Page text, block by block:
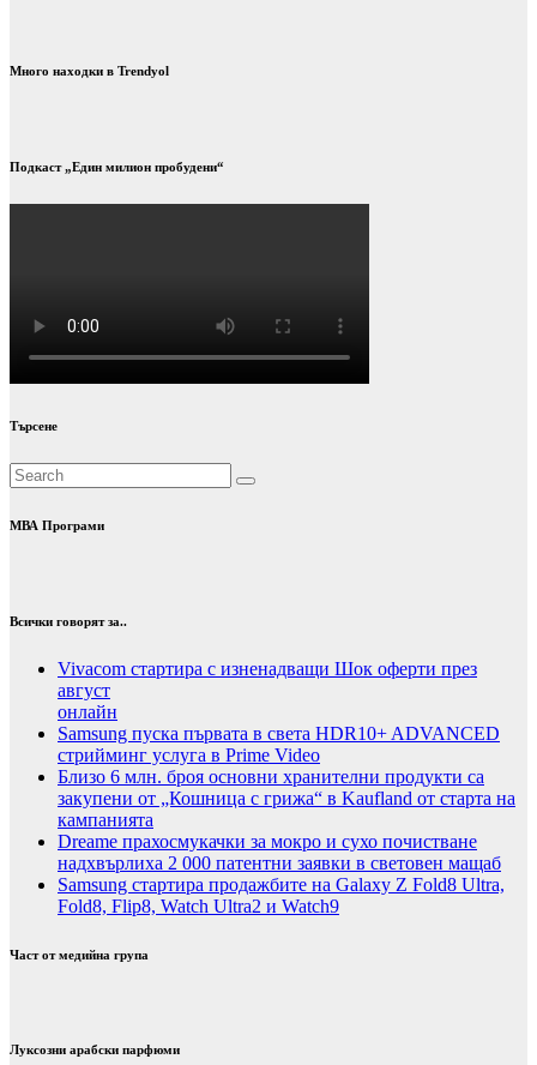
Много находки в Trendyol
Подкаст „Един милион пробудени“
Търсене
МВА Програми
Всички говорят за..
Vivacom стартира с изненадващи Шок оферти през
август
онлайн
Samsung пуска първата в света HDR10+ ADVANCED
стрийминг услуга в Prime Video
Близо 6 млн. броя основни хранителни продукти са
закупени от „Кошница с грижа“ в Kaufland от старта на
кампанията
Dreame прахосмукачки за мокро и сухо почистване
надхвърлиха 2 000 патентни заявки в световен мащаб
Samsung стартира продажбите на Galaxy Z Fold8 Ultra,
Fold8, Flip8, Watch Ultra2 и Watch9
Част от медийна група
Луксозни арабски парфюми